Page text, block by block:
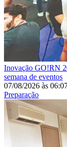
Inovação GO!RN
semana de eventos
07/08/2026 às
Preparação